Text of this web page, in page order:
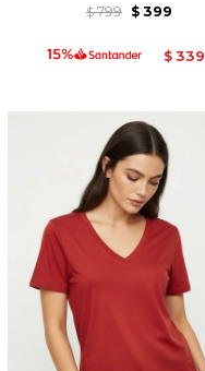
$ 799 $ 399
$ 339